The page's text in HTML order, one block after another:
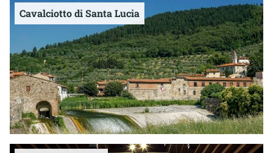
Cavalciotto di Santa Lucia